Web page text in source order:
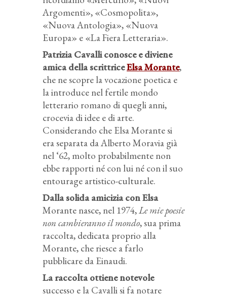
Argomenti», «Cosmopolita»,
«Nuova Antologia», «Nuova
Europa» e «La Fiera Letteraria».
Patrizia Cavalli conosce e diviene
amica della scrittriceElsa Morante,
che ne scopre la vocazione poetica e
la introduce nel fertile mondo
letterario romano di quegli anni,
crocevia di idee e di arte.
Considerando che Elsa Morante si
era separata da Alberto Moravia già
nel ‘62, molto probabilmente non
ebbe rapporti né con lui né con il suo
entourage artistico-culturale.
Dalla solida amicizia con Elsa
Morante nasce, nel 1974,Le mie poesie
non cambieranno il mondo, sua prima
raccolta, dedicata proprio alla
Morante, che riesce a farlo
pubblicare da Einaudi.
La raccolta ottiene notevole
successo e la Cavalli si fa notare